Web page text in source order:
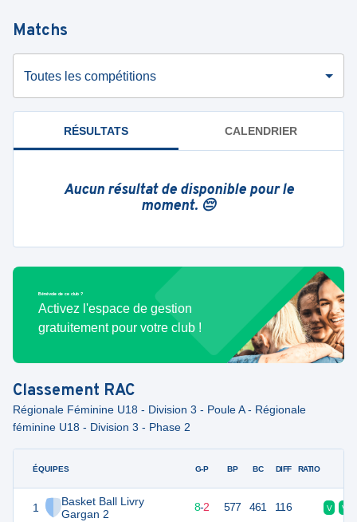
Matchs
Toutes les compétitions
RÉSULTATS CALENDRIER
Aucun résultat de disponible pour le
moment. 😔
Bénévole de ce club ?
Activez l'espace de gestion
gratuitement pour votre club !
Classement RAC
Régionale Féminine U18 - Division 3 - Poule A - Régionale
féminine U18 - Division 3 - Phase 2
ÉQUIPES
1
Basket Ball Livry
Gargan 2
G-P BP BC DIFF RATIO
18 8-2 577 461 116 V V